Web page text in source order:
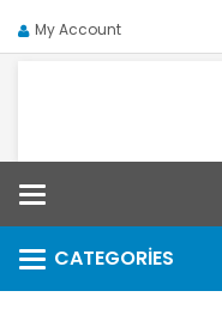
My Account
CATEGORIES
Categories